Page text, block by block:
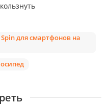
для смартфонов на